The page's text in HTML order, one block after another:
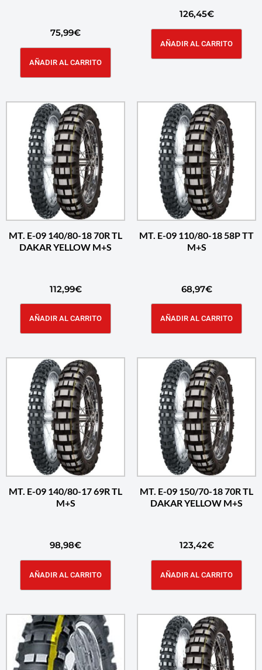
75,99€
AÑADIR AL CARRITO
126,45€
AÑADIR AL CARRITO
MT. E-09 140/80-18 70R TL
DAKAR YELLOW M+S
112,99€
AÑADIR AL CARRITO
MT. E-09 110/80-18 58P TT
M+S
68,97€
AÑADIR AL CARRITO
MT. E-09 140/80-17 69R TL
M+S
98,98€
AÑADIR AL CARRITO
MT. E-09 150/70-18 70R TL
DAKAR YELLOW M+S
123,42€
AÑADIR AL CARRITO